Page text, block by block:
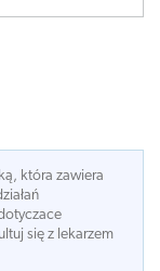
która zawiera
się z lekarzem